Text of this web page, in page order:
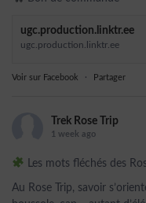
ugc.production.linktr.ee
ugc.production.linktr.ee
Voir sur Facebook · Partager
Trek Rose Trip
1 week ago
Les mots fléchés des
Au Rose Trip, savoir